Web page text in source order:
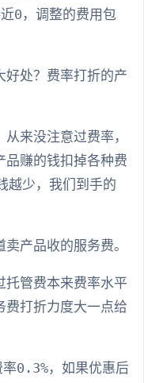
0，调整的费用包
好处？费率打折的产
来没注意过费率，
品赚的钱扣掉各种费
越少，我们到手的
产品收的服务费。
托管费本来费率水平
费打折力度大一点给
0.3%，如果优惠后